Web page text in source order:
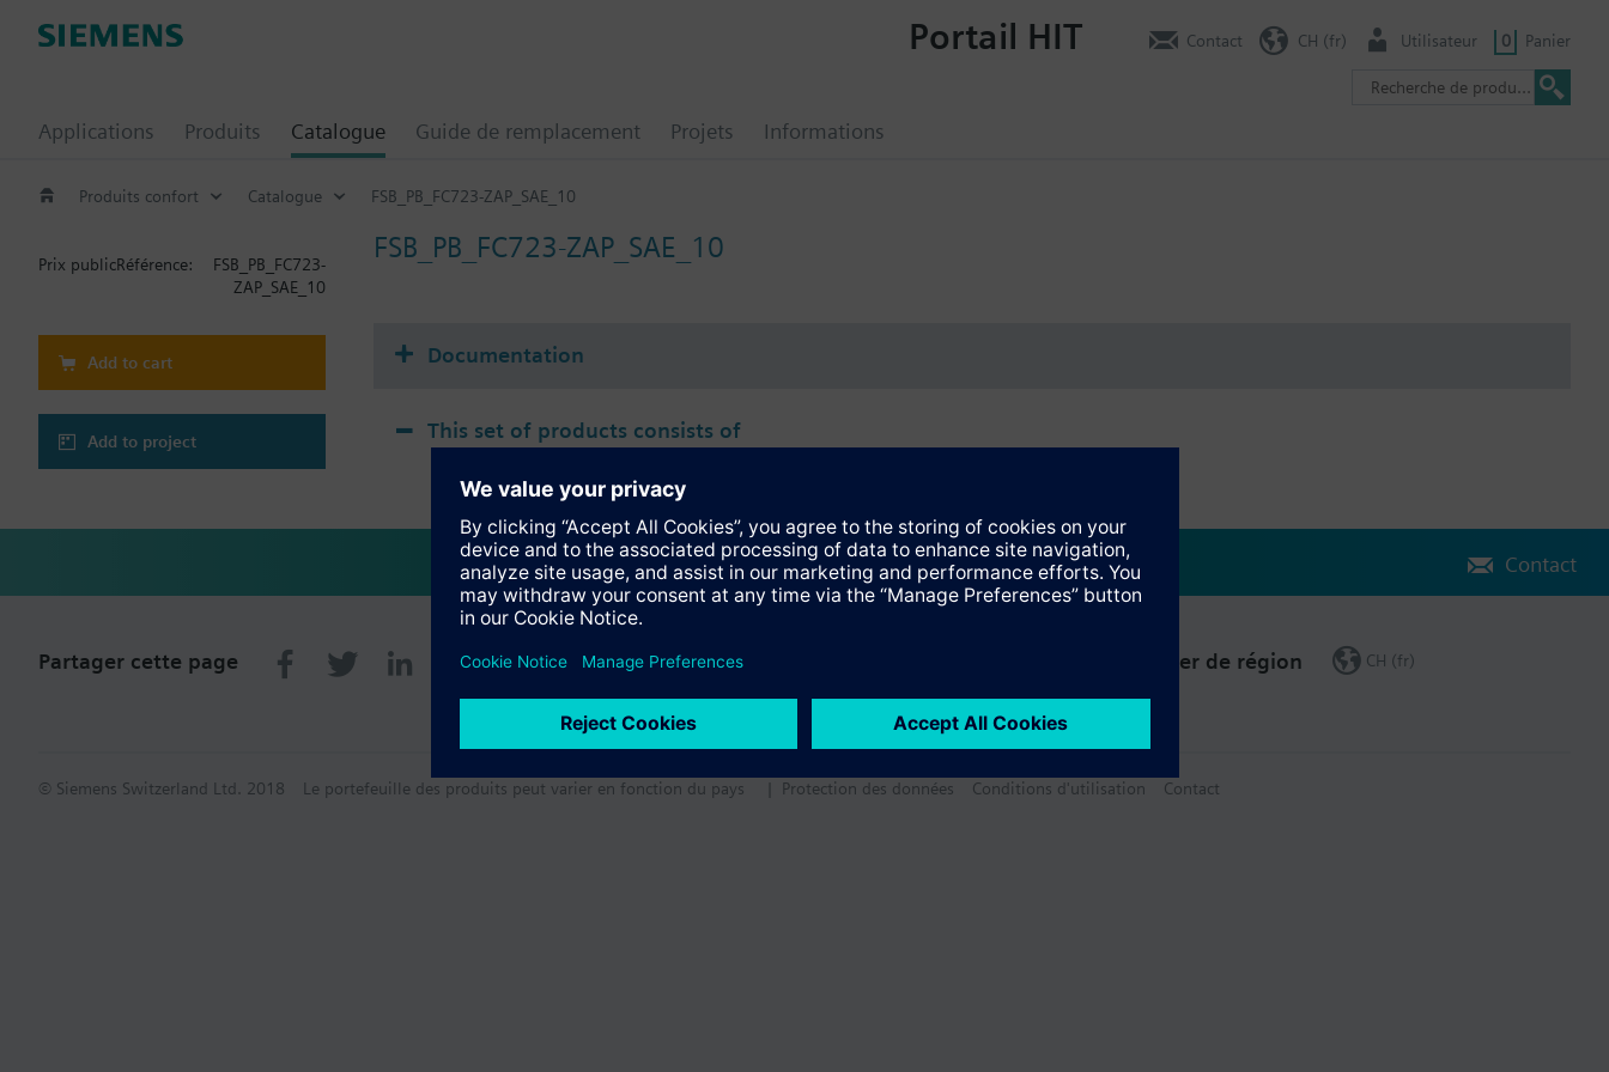
Applications Produits Catalogue Guide de remplacement Projets Informations
Portail HIT Contact CH (fr) Utilisateur 0 Panier
Produits confort Catalogue FSB_PB_FC723-ZAP_SAE_10
FSB_PB_FC723-ZAP_SAE_10
Prix publicRéférence:
FSB_PB_FC723-
ZAP_SAE_10
Add to cart
Add to project
Documentation
This set of products consists of
Contact
Partager cette page Changer de région CH (fr)
© Siemens Switzerland Ltd. 2018 Le portefeuille des produits peut varier en fonction du pays | Protection des données Conditions d'utilisation Contact